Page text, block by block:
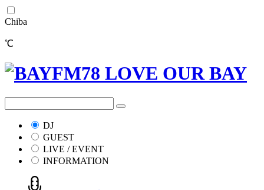
Chiba
℃
DJ
GUEST
LIVE / EVENT
INFORMATION